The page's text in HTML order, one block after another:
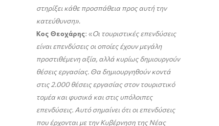
στηρίξει κάθε προσπάθεια προς αυτή την
κατεύθυνση».
Κος Θεοχάρης: «Οι τουριστικές επενδύσεις
είναι επενδύσεις οι οποίες έχουν μεγάλη
προστιθέμενη αξία, αλλά κυρίως δημιουργούν
θέσεις εργασίας. Θα δημιουργηθούν κοντά
στις 2.000 θέσεις εργασίας στον τουριστικό
τομέα και φυσικά και στις υπόλοιπες
επενδύσεις. Αυτό σημαίνει ότι οι επενδύσεις
που έρχονται με την Κυβέρνηση της Νέας